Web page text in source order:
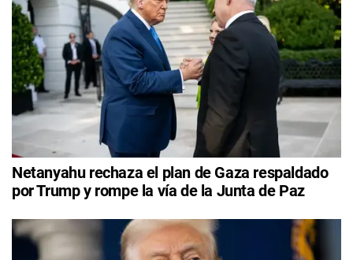
Netanyahu rechaza el plan de Gaza respaldado
por Trump y rompe la vía de la Junta de Paz